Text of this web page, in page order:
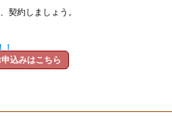
契約しましょう。
！
込みはこちら